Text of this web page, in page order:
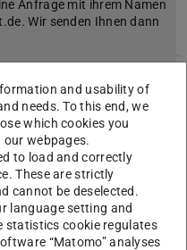
Anfrage mit ihrem Namen
Wir senden Ihnen dann
of Arts, Lehramt
Sprechstunden statt.
Sie hier
and usability of
needs. To this end, we
which cookies you
webpages.
to load and correctly
These are strictly
cannot be deselected.
language setting and
statistics cookie regulates
“Matomo” analyses